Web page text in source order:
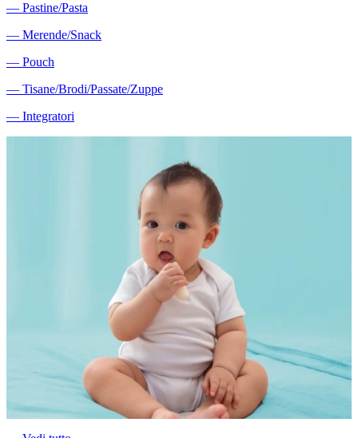
― Pastine/Pasta
― Merende/Snack
― Pouch
― Tisane/Brodi/Passate/Zuppe
― Integratori